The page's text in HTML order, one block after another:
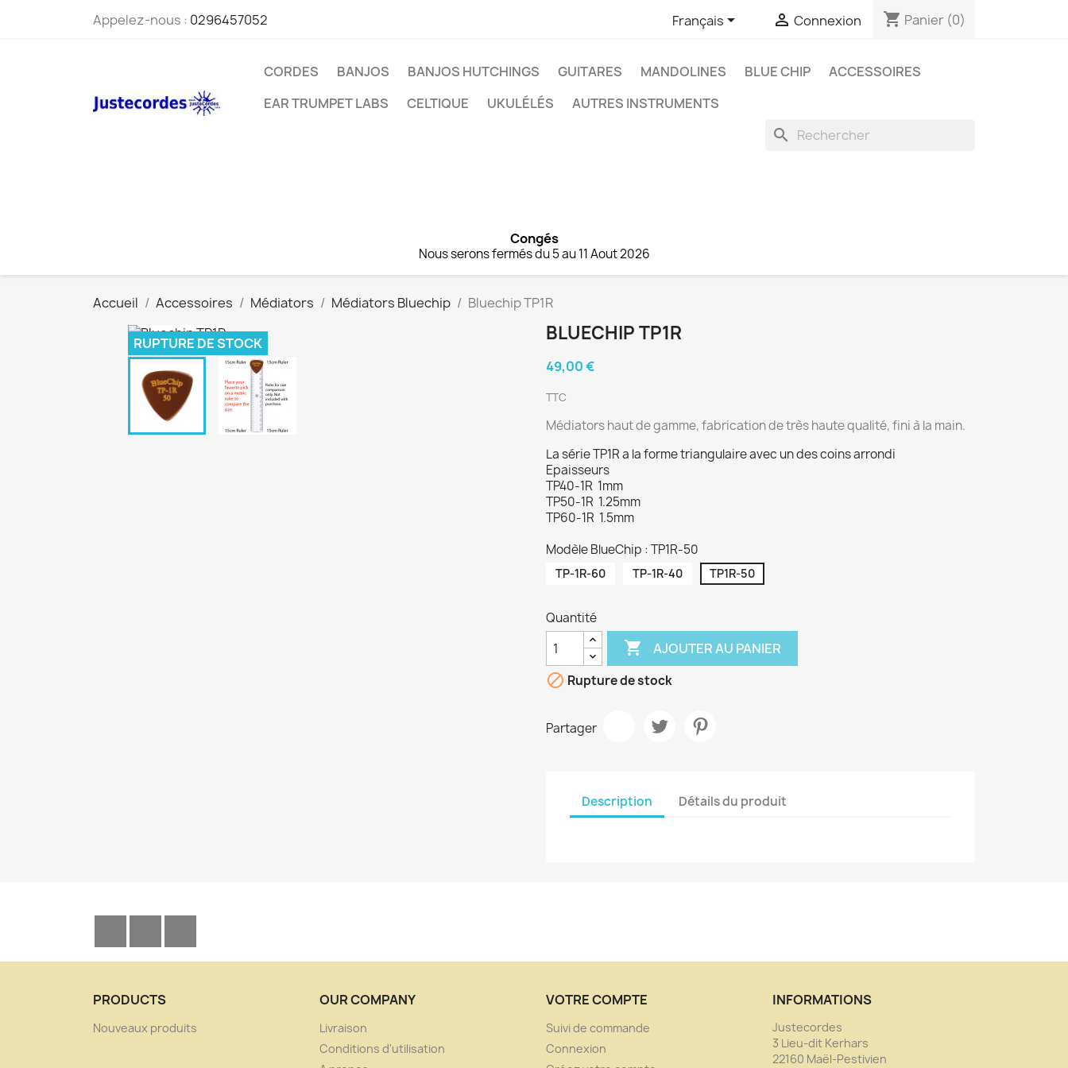
Appelez-nous : 0296457052 Français  Connexion shopping_cart Panier (0)
CORDES BANJOS BANJOS HUTCHINGS GUITARES MANDOLINES BLUE CHIP
ACCESSOIRES
EAR TRUMPET LABS
CELTIQUE UKULÉLÉS AUTRES INSTRUMENTS
search
Congés
Nous serons fermés du 5 au 11 Aout 2026
Accueil Accessoires Médiators Médiators Bluechip Bluechip TP1R
RUPTURE DE STOCK BLUECHIP TP1R
49,00 €
TTC
Médiators haut de gamme, fabrication de très haute qualité, fini à la main.
La série TP1R a la forme triangulaire avec un des coins arrondi
Epaisseurs
TP40-1R 1mm
TP50-1R 1.25mm
TP60-1R 1.5mm
Modèle BlueChip : TP1R-50
TP-1R-60 TP-1R-40 TP1R-50
Quantité
 AJOUTER AU PANIER
 Rupture de stock
Partager
Description Détails du produit
PRODUCTS
Nouveaux produits
OUR COMPANY
Livraison
Conditions d'utilisation
VOTRE COMPTE
Suivi de commande
Connexion
INFORMATIONS
Justecordes
3 Lieu-dit Kerhars
22160 Maël-Pestivien